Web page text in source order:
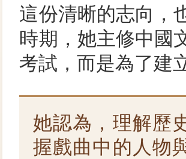
這份清晰的志向，
時期，她主修中國
考試，而是為了建
她認為，理解歷
握戲曲中的人物